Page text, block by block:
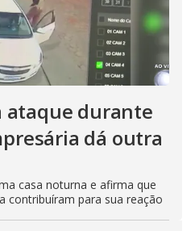
ataque durante
dá outra
casa noturna e afirma que
contribuíram para sua reação